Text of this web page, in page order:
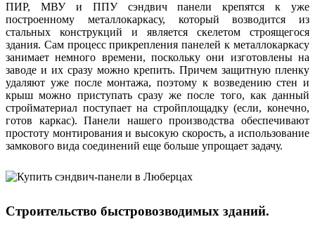
ПИР, МВУ и ППУ сэндвич панели крепятся к уже
построенному металлокаркасу, который возводится из
стальных конструкций и является скелетом строящегося
здания. Сам процесс прикрепления панелей к металлокаркасу
занимает немного времени, поскольку они изготовлены на
заводе и их сразу можно крепить. Причем защитную пленку
удаляют уже после монтажа, поэтому к возведению стен и
крыш можно приступать сразу же после того, как данный
стройматериал поступает на стройплощадку (если, конечно,
готов каркас). Панели нашего производства обеспечивают
простоту монтирования и высокую скорость, а использование
замкового вида соединений еще больше упрощает задачу.
Строительство быстровозводимых зданий.